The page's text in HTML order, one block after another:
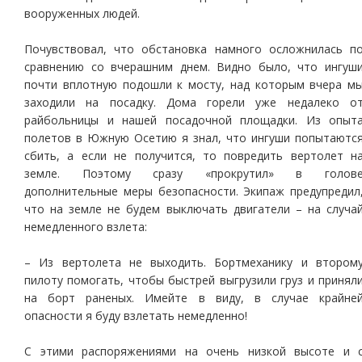
вооруженных людей.
Почувствовал, что обстановка намного осложнилась
сравнению со вчерашним днем. Видно было, что
почти вплотную подошли к мосту, над которым вчера
заходили на посадку. Дома горели уже недалеко
райбольницы и нашей посадочной площадки. Из
полетов в Южную Осетию я знал, что ингуши
сбить, а если не получится, то повредить вертолет
земле. Поэтому сразу «прокрутил» в
дополнительные меры безопасности. Экипаж
что на земле не будем выключать двигатели – на
немедленного взлета:
– Из вертолета не выходить. Бортмеханику и
пилоту помогать, чтобы быстрей выгрузили груз и
на борт раненых. Имейте в виду, в случае
опасности я буду взлетать немедленно!
С этими распоряжениями на очень низкой высоте и